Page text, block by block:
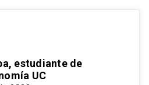
estudiante de
UC